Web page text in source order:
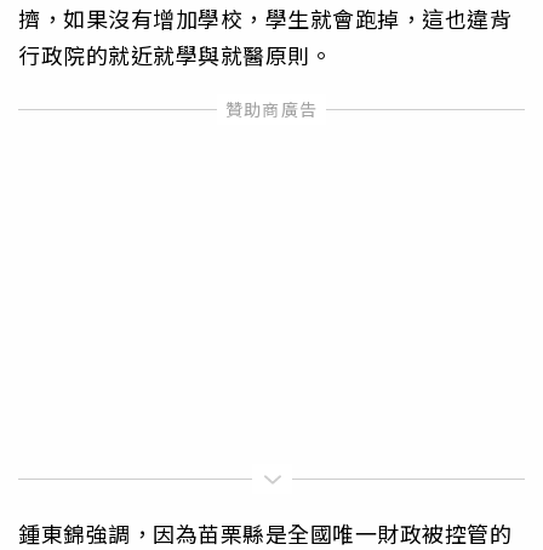
擠，如果沒有增加學校，學生就會跑掉，這也違背
行政院的就近就學與就醫原則。
鍾東錦強調，因為苗栗縣是全國唯一財政被控管的